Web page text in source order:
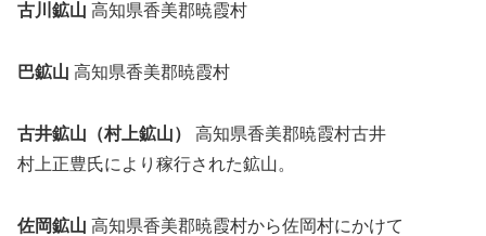
古川鉱山 高知県香美郡暁霞村
巴鉱山 高知県香美郡暁霞村
古井鉱山（村上鉱山）
高知県香美郡暁霞村古井
村上正豊氏により稼行された鉱山。
佐岡鉱山 高知県香美郡暁霞村から佐岡村にかけて